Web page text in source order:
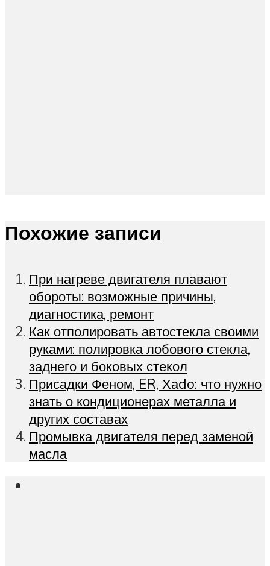
Похожие записи
При нагреве двигателя плавают
обороты: возможные причины,
диагностика, ремонт
Как отполировать автостекла своими
руками: полировка лобового стекла,
заднего и боковых стекол
Присадки Феном, ER, Хаdo: что нужно
знать о кондиционерах металла и
других составах
Промывка двигателя перед заменой
масла